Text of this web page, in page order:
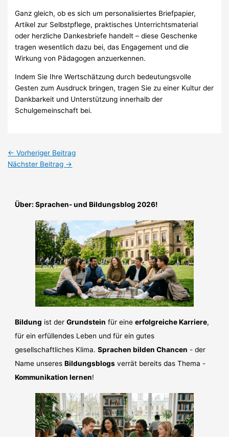
Ganz gleich, ob es sich um personalisiertes Briefpapier,
Artikel zur Selbstpflege, praktisches Unterrichtsmaterial
oder herzliche Dankesbriefe handelt – diese Geschenke
tragen wesentlich dazu bei, das Engagement und die
Wirkung von Pädagogen anzuerkennen.
Indem Sie Ihre Wertschätzung durch bedeutungsvolle
Gesten zum Ausdruck bringen, tragen Sie zu einer Kultur der
Dankbarkeit und Unterstützung innerhalb der
Schulgemeinschaft bei.
← Vorheriger Beitrag
Nächster Beitrag →
Über: Sprachen- und Bildungsblog 2026!
Bildung ist derGrundstein für eineerfolgreiche Karriere,
für ein erfüllendes Leben und für ein gutes
gesellschaftliches Klima.Sprachen bilden Chancen - der
Name unseresBildungsblogs verrät bereits das Thema -
Kommunikation lernen!